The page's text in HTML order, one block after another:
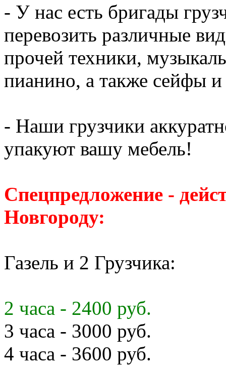
- У нас есть бригады
перевозить различные
прочей техники,
пианино, а также сейфы
- Наши грузчики
упакуют вашу мебель!
Спецпредложение -
Новгороду:
Газель и 2 Грузчика:
2 часа - 2400 руб.
3 часа - 3000 руб.
4 часа - 3600 руб.